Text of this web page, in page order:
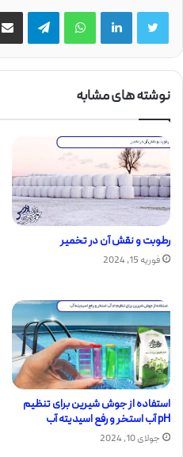
واتس آپ تلگرام
نوشته های مشابه
رطوبت و نقش آن در تخمیر
فوریه 15, 2024
استفاده از جوش شیرین برای تنظیم
pH آب استخر و رفع اسیدیته آب
جولای 10, 2024